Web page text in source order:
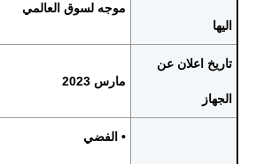
اليها
موجه لسوق العالمي
تاريخ اعلان عن
الجهاز
مارس 2023
• الفضي